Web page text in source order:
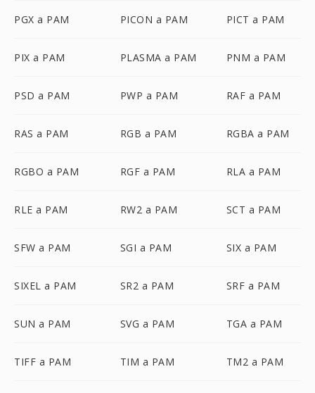
PGX a PAM PICON a PAM PICT a PAM
PIX a PAM PLASMA a PAM PNM a PAM
PSD a PAM PWP a PAM RAF a PAM
RAS a PAM RGB a PAM RGBA a PAM
RGBO a PAM RGF a PAM RLA a PAM
RLE a PAM RW2 a PAM SCT a PAM
SFW a PAM SGI a PAM SIX a PAM
SIXEL a PAM SR2 a PAM SRF a PAM
SUN a PAM SVG a PAM TGA a PAM
TIFF a PAM TIM a PAM TM2 a PAM